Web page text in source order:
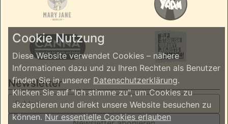
Newsletter
Cookie Nutzung
Diese Website verwendet Cookies – nähere
Informationen dazu und zu Ihren Rechten als Benutzer
finden Sie in unserer Datenschutzerklärung.
Klicken Sie auf "Ich stimme zu", um Cookies zu
akzeptieren und direkt unsere Website besuchen zu
können.Nur essentielle Cookies erlauben